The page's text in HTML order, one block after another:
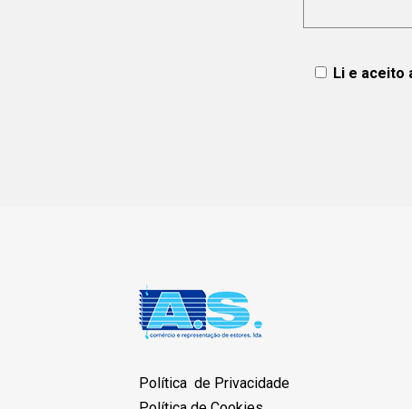
Li e aceito
Política de Privacidade